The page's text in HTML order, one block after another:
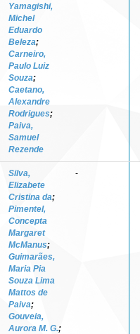
Yamagishi,
Michel
Eduardo
Beleza;
Carneiro,
Paulo Luiz
Souza;
Caetano,
Alexandre
Rodrigues;
Paiva,
Samuel
Rezende
Silva,
Elizabete
Cristina da;
Pimentel,
Concepta
Margaret
McManus;
Guimarães,
Maria Pia
Souza Lima
Mattos de
Paiva;
Gouveia,
Aurora M. G.;
-